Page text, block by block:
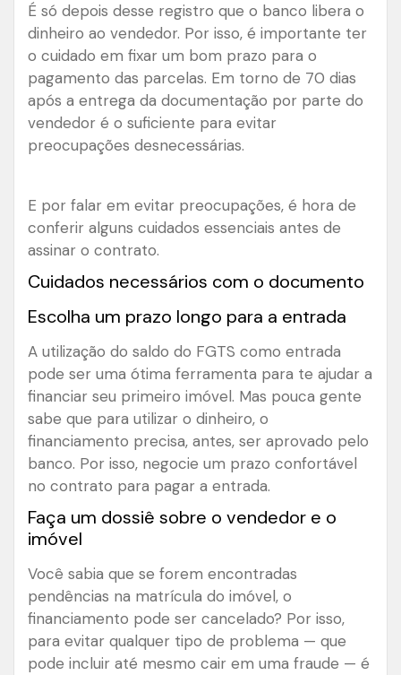
É só depois desse registro que o banco libera o
dinheiro ao vendedor. Por isso, é importante ter
o cuidado em fixar um bom prazo para o
pagamento das parcelas. Em torno de 70 dias
após a entrega da documentação por parte do
vendedor é o suficiente para evitar
preocupações desnecessárias.
E por falar em evitar preocupações, é hora de
conferir alguns cuidados essenciais antes de
assinar o contrato.
Cuidados necessários com o documento
Escolha um prazo longo para a entrada
A utilização do saldo do FGTS como entrada
pode ser uma ótima ferramenta para te ajudar a
financiar seu primeiro imóvel. Mas pouca gente
sabe que para utilizar o dinheiro, o
financiamento precisa, antes, ser aprovado pelo
banco. Por isso, negocie um prazo confortável
no contrato para pagar a entrada.
Faça um dossiê sobre o vendedor e o
imóvel
Você sabia que se forem encontradas
pendências na matrícula do imóvel, o
financiamento pode ser cancelado? Por isso,
para evitar qualquer tipo de problema — que
pode incluir até mesmo cair em uma fraude — é